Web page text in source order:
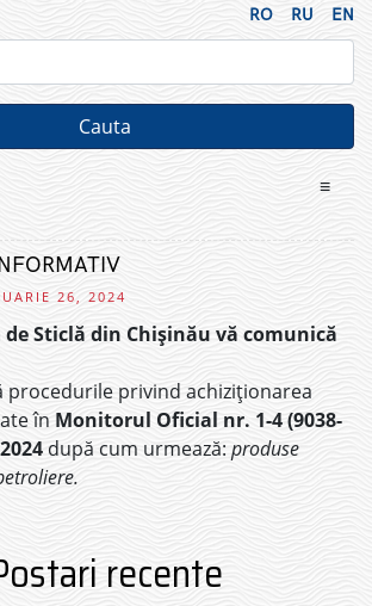
RO RU EN
≡
26, 2024
de Sticlă din Chișinău vă comunică
procedurile privind achiziționarea
în Monitorul Oficial nr. 1-4 (9038-
după cum urmează: produse
recente